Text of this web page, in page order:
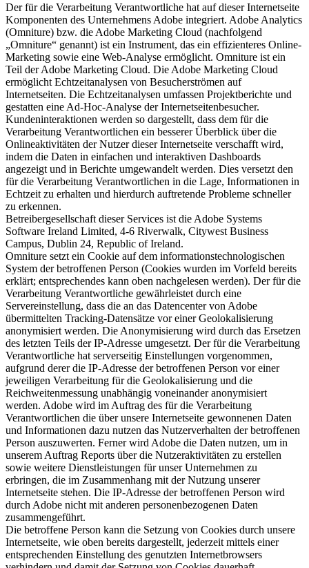
Der für die Verarbeitung Verantwortliche hat auf dieser Internetseite
Komponenten des Unternehmens Adobe integriert. Adobe Analytics
(Omniture) bzw. die Adobe Marketing Cloud (nachfolgend
„Omniture“ genannt) ist ein Instrument, das ein effizienteres Online-
Marketing sowie eine Web-Analyse ermöglicht. Omniture ist ein
Teil der Adobe Marketing Cloud. Die Adobe Marketing Cloud
ermöglicht Echtzeitanalysen von Besucherströmen auf
Internetseiten. Die Echtzeitanalysen umfassen Projektberichte und
gestatten eine Ad-Hoc-Analyse der Internetseitenbesucher.
Kundeninteraktionen werden so dargestellt, dass dem für die
Verarbeitung Verantwortlichen ein besserer Überblick über die
Onlineaktivitäten der Nutzer dieser Internetseite verschafft wird,
indem die Daten in einfachen und interaktiven Dashboards
angezeigt und in Berichte umgewandelt werden. Dies versetzt den
für die Verarbeitung Verantwortlichen in die Lage, Informationen in
Echtzeit zu erhalten und hierdurch auftretende Probleme schneller
zu erkennen.
Betreibergesellschaft dieser Services ist die Adobe Systems
Software Ireland Limited, 4-6 Riverwalk, Citywest Business
Campus, Dublin 24, Republic of Ireland.
Omniture setzt ein Cookie auf dem informationstechnologischen
System der betroffenen Person (Cookies wurden im Vorfeld bereits
erklärt; entsprechendes kann oben nachgelesen werden). Der für die
Verarbeitung Verantwortliche gewährleistet durch eine
Servereinstellung, dass die an das Datencenter von Adobe
übermittelten Tracking-Datensätze vor einer Geolokalisierung
anonymisiert werden. Die Anonymisierung wird durch das Ersetzen
des letzten Teils der IP-Adresse umgesetzt. Der für die Verarbeitung
Verantwortliche hat serverseitig Einstellungen vorgenommen,
aufgrund derer die IP-Adresse der betroffenen Person vor einer
jeweiligen Verarbeitung für die Geolokalisierung und die
Reichweitenmessung unabhängig voneinander anonymisiert
werden. Adobe wird im Auftrag des für die Verarbeitung
Verantwortlichen die über unsere Internetseite gewonnenen Daten
und Informationen dazu nutzen das Nutzerverhalten der betroffenen
Person auszuwerten. Ferner wird Adobe die Daten nutzen, um in
unserem Auftrag Reports über die Nutzeraktivitäten zu erstellen
sowie weitere Dienstleistungen für unser Unternehmen zu
erbringen, die im Zusammenhang mit der Nutzung unserer
Internetseite stehen. Die IP-Adresse der betroffenen Person wird
durch Adobe nicht mit anderen personenbezogenen Daten
zusammengeführt.
Die betroffene Person kann die Setzung von Cookies durch unsere
Internetseite, wie oben bereits dargestellt, jederzeit mittels einer
entsprechenden Einstellung des genutzten Internetbrowsers